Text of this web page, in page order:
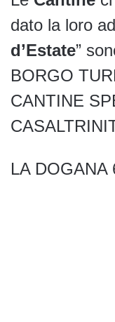
dato la loro
d’Estate”
BORGO
CANTINE
LA DOGANA